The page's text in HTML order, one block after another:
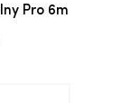
Pro 6m